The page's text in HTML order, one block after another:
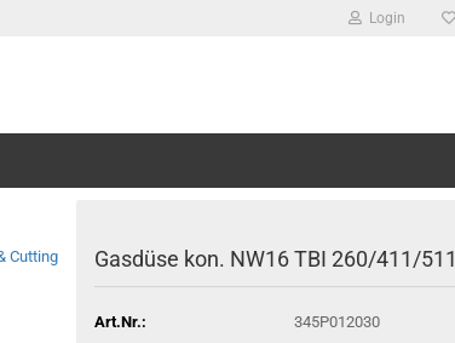
Login
Gasdüse kon. NW16 TBI 260/411/511
Art.Nr.:
345P012030